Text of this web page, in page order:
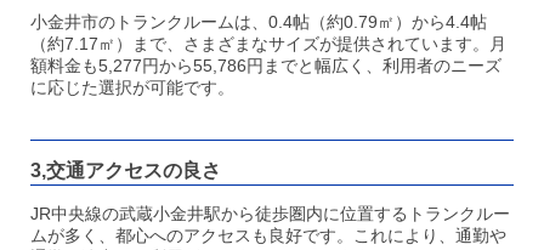
小金井市のトランクルームは、0.4帖（約0.79㎡）から4.4帖
（約7.17㎡）まで、さまざまなサイズが提供されています。​月
額料金も5,277円から55,786円までと幅広く、利用者のニーズ
に応じた選択が可能です。​
3,交通アクセスの良さ
JR中央線の武蔵小金井駅から徒歩圏内に位置するトランクルー
ムが多く、都心へのアクセスも良好です。​これにより、通勤や